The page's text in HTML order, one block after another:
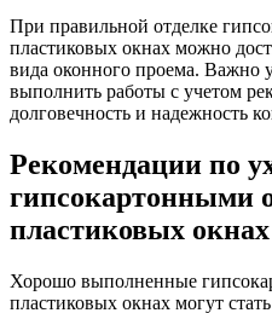
При правильной отделке
пластиковых окнах можно
вида оконного проема. Важно
выполнить работы с учетом
долговечность и надежность
Рекомендации по
гипсокартонными
пластиковых окнах
Хорошо выполненные
пластиковых окнах могут